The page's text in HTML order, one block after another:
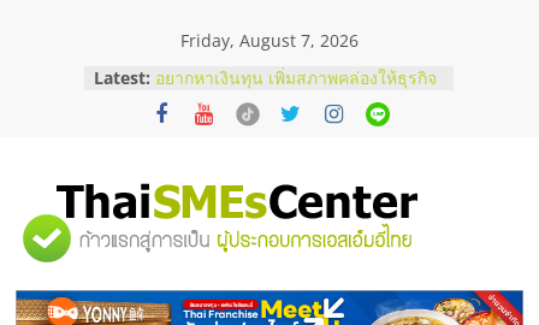
Friday, August 7, 2026
Latest: บริษัท Cybersecurity ในไทยที่ไหนดี?
วิธีเลือกผู้ให้บริการให้คุ้มค่าและตอบ
โจทย์ธุรกิจ
สัมมนาออนไลน์ โอกาสบริหารสถานี
บริการน้ำมัน Shell
สัมมนาลงทุน แฟรนไชส์ยอนนี่
ไชส์ ครั้งที่ 8
ร้านเครื่องเสียงคุณภาพสูง พร้อม
"ศูนย์
รวม